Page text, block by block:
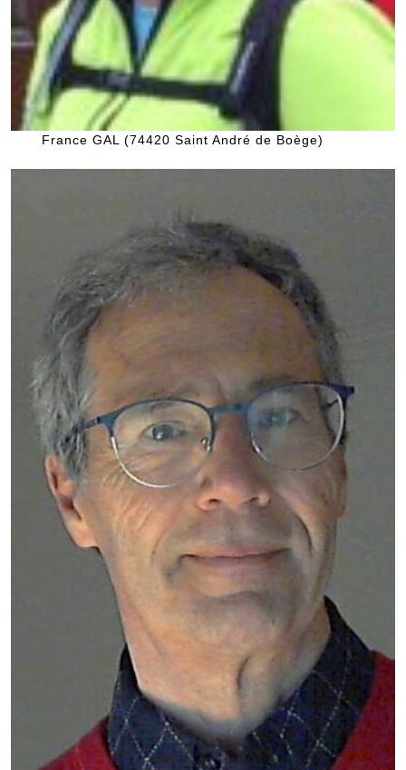
France GAL (74420 Saint André de Boège)